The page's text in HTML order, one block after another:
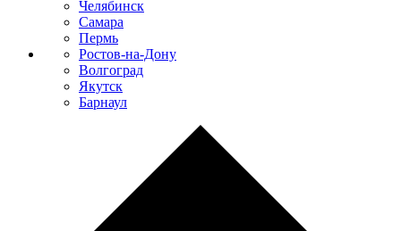
Челябинск
Самара
Пермь
Ростов-на-Дону
Волгоград
Якутск
Барнаул